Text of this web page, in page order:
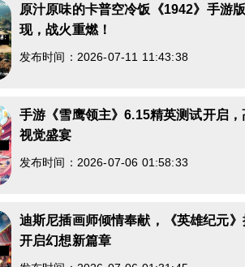
原汁原味的卡普空冷饭《1942》手游
现，战火重燃！
发布时间：2026-07-11 11:43:38
手游《雪鹰领主》6.15精英测试开启
视觉盛宴
发布时间：2026-07-06 01:58:33
迪斯尼插画师倾情奉献，《英雄纪元》
开启幻想新篇章